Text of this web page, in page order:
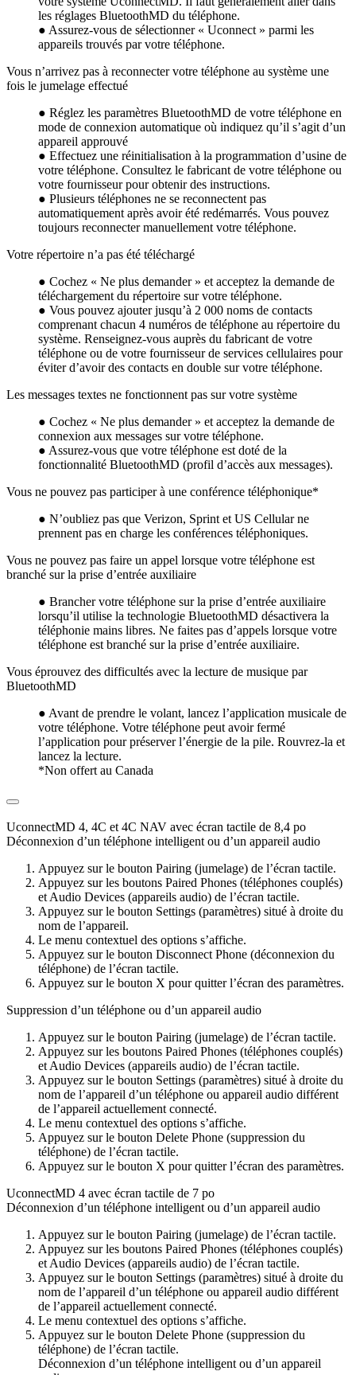
les réglages BluetoothMD du téléphone.
● Assurez-vous de sélectionner « Uconnect » parmi les
appareils trouvés par votre téléphone.
Vous n’arrivez pas à reconnecter votre téléphone au système une
fois le jumelage effectué
● Réglez les paramètres BluetoothMD de votre téléphone en
mode de connexion automatique où indiquez qu’il s’agit d’un
appareil approuvé
● Effectuez une réinitialisation à la programmation d’usine de
votre téléphone. Consultez le fabricant de votre téléphone ou
votre fournisseur pour obtenir des instructions.
● Plusieurs téléphones ne se reconnectent pas
automatiquement après avoir été redémarrés. Vous pouvez
toujours reconnecter manuellement votre téléphone.
Votre répertoire n’a pas été téléchargé
● Cochez « Ne plus demander » et acceptez la demande de
téléchargement du répertoire sur votre téléphone.
● Vous pouvez ajouter jusqu’à 2 000 noms de contacts
comprenant chacun 4 numéros de téléphone au répertoire du
système. Renseignez-vous auprès du fabricant de votre
téléphone ou de votre fournisseur de services cellulaires pour
éviter d’avoir des contacts en double sur votre téléphone.
Les messages textes ne fonctionnent pas sur votre système
● Cochez « Ne plus demander » et acceptez la demande de
connexion aux messages sur votre téléphone.
● Assurez-vous que votre téléphone est doté de la
fonctionnalité BluetoothMD (profil d’accès aux messages).
Vous ne pouvez pas participer à une conférence téléphonique*
● N’oubliez pas que Verizon, Sprint et US Cellular ne
prennent pas en charge les conférences téléphoniques.
Vous ne pouvez pas faire un appel lorsque votre téléphone est
branché sur la prise d’entrée auxiliaire
● Brancher votre téléphone sur la prise d’entrée auxiliaire
lorsqu’il utilise la technologie BluetoothMD désactivera la
téléphonie mains libres. Ne faites pas d’appels lorsque votre
téléphone est branché sur la prise d’entrée auxiliaire.
Vous éprouvez des difficultés avec la lecture de musique par
BluetoothMD
● Avant de prendre le volant, lancez l’application musicale de
votre téléphone. Votre téléphone peut avoir fermé
l’application pour préserver l’énergie de la pile. Rouvrez-la et
lancez la lecture.
*Non offert au Canada
UconnectMD 4, 4C et 4C NAV avec écran tactile de 8,4 po
Déconnexion d’un téléphone intelligent ou d’un appareil audio
Appuyez sur le bouton Pairing (jumelage) de l’écran tactile.
Appuyez sur les boutons Paired Phones (téléphones couplés)
et Audio Devices (appareils audio) de l’écran tactile.
Appuyez sur le bouton Settings (paramètres) situé à droite du
nom de l’appareil.
Le menu contextuel des options s’affiche.
Appuyez sur le bouton Disconnect Phone (déconnexion du
téléphone) de l’écran tactile.
Appuyez sur le bouton X pour quitter l’écran des paramètres.
Suppression d’un téléphone ou d’un appareil audio
Appuyez sur le bouton Pairing (jumelage) de l’écran tactile.
Appuyez sur les boutons Paired Phones (téléphones couplés)
et Audio Devices (appareils audio) de l’écran tactile.
Appuyez sur le bouton Settings (paramètres) situé à droite du
nom de l’appareil d’un téléphone ou appareil audio différent
de l’appareil actuellement connecté.
Le menu contextuel des options s’affiche.
Appuyez sur le bouton Delete Phone (suppression du
téléphone) de l’écran tactile.
Appuyez sur le bouton X pour quitter l’écran des paramètres.
UconnectMD 4 avec écran tactile de 7 po
Déconnexion d’un téléphone intelligent ou d’un appareil audio
Appuyez sur le bouton Pairing (jumelage) de l’écran tactile.
Appuyez sur les boutons Paired Phones (téléphones couplés)
et Audio Devices (appareils audio) de l’écran tactile.
Appuyez sur le bouton Settings (paramètres) situé à droite du
nom de l’appareil d’un téléphone ou appareil audio différent
de l’appareil actuellement connecté.
Le menu contextuel des options s’affiche.
Appuyez sur le bouton Delete Phone (suppression du
téléphone) de l’écran tactile.
Déconnexion d’un téléphone intelligent ou d’un appareil